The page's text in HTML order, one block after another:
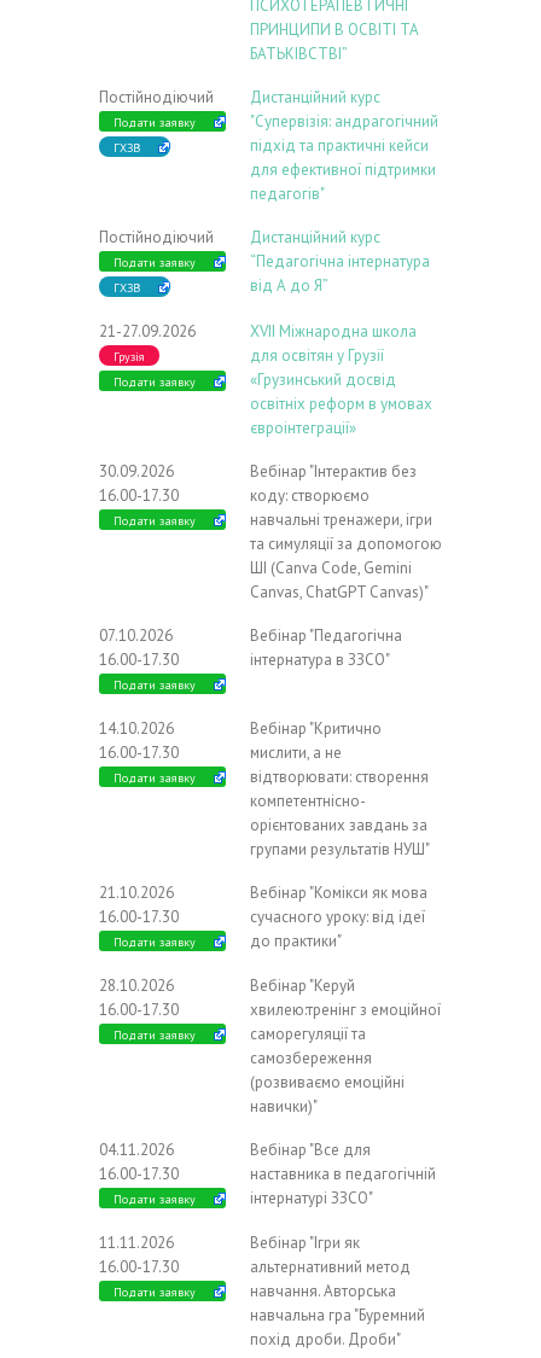
ПСИХОТЕРАПЕВТИЧНІ
ПРИНЦИПИ В ОСВІТІ ТА
БАТЬКІВСТВІ”
Постійнодіючий
Подати заявку
ГХЗВ
Дистанційний курс
"Супервізія: андрагогічний
підхід та практичні кейси
для ефективної підтримки
педагогів"
Постійнодіючий
Подати заявку
ГХЗВ
Дистанційний курс
“Педагогічна інтернатура
від А до Я”
21-27.09.2026
Грузія
Подати заявку
ХVIІ Міжнародна школа
для освітян у Грузії
«Грузинський досвід
освітніх реформ в умовах
євроінтеграції»
30.09.2026
16.00-17.30
Подати заявку
Вебінар "Інтерактив без
коду: створюємо
навчальні тренажери, ігри
та симуляції за допомогою
ШІ (Canva Code, Gemini
Canvas, ChatGPT Canvas)"
07.10.2026
16.00-17.30
Подати заявку
Вебінар "Педагогічна
інтернатура в ЗЗСО"
14.10.2026
16.00-17.30
Подати заявку
Вебінар "Критично
мислити, а не
відтворювати: створення
компетентнісно-
орієнтованих завдань за
групами результатів НУШ"
21.10.2026
16.00-17.30
Подати заявку
Вебінар "Комікси як мова
сучасного уроку: від ідеї
до практики"
28.10.2026
16.00-17.30
Подати заявку
Вебінар "Керуй
хвилею:тренінг з емоційної
саморегуляції та
самозбереження
(розвиваємо емоційні
навички)"
04.11.2026
16.00-17.30
Подати заявку
Вебінар "Все для
наставника в педагогічній
інтернатурі ЗЗСО"
11.11.2026
16.00-17.30
Подати заявку
Вебінар "Ігри як
альтернативний метод
навчання. Авторська
навчальна гра "Буремний
похід дроби. Дроби"